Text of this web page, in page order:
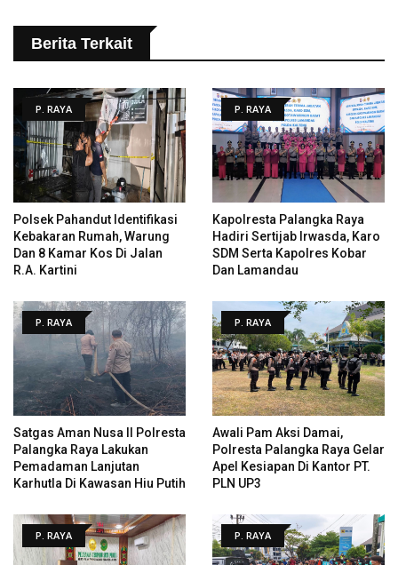
Berita Terkait
P. RAYA
Polsek Pahandut Identifikasi
Kebakaran Rumah, Warung
Dan 8 Kamar Kos Di Jalan
R.A. Kartini
P. RAYA
Kapolresta Palangka Raya
Hadiri Sertijab Irwasda, Karo
SDM Serta Kapolres Kobar
Dan Lamandau
P. RAYA
Satgas Aman Nusa II Polresta
Palangka Raya Lakukan
Pemadaman Lanjutan
Karhutla Di Kawasan Hiu Putih
P. RAYA
Awali Pam Aksi Damai,
Polresta Palangka Raya Gelar
Apel Kesiapan Di Kantor PT.
PLN UP3
P. RAYA P. RAYA